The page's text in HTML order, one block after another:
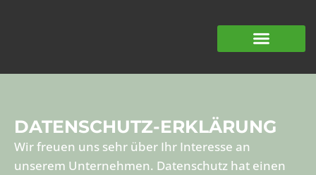
DATENSCHUTZ-ERKLÄRUNG
Wir freuen uns sehr über Ihr Interesse an
unserem Unternehmen. Datenschutz hat einen